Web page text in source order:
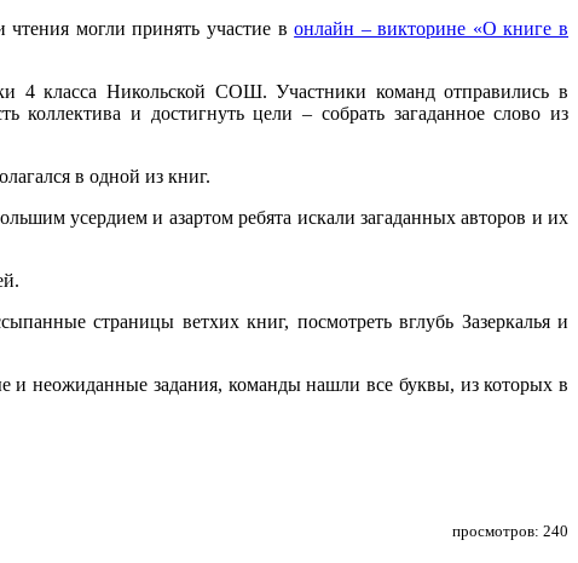
могли принять участие вонлайн – викторине «О книге в
4 класса Никольской СОШ. Участники команд отправились в
коллектива и достигнуть цели – собрать загаданное слово из
в одной из книг.
усердием и азартом ребята искали загаданных авторов и их
страницы ветхих книг, посмотреть вглубь Зазеркалья и
и неожиданные задания, команды нашли все буквы, из которых в
просмотров: 240